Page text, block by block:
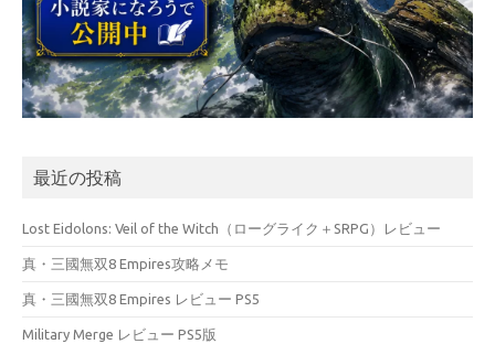
最近の投稿
Lost Eidolons: Veil of the Witch（ローグライク＋SRPG）レビュー
真・三國無双8 Empires攻略メモ
真・三國無双8 Empires レビュー PS5
Military Merge レビュー PS5版